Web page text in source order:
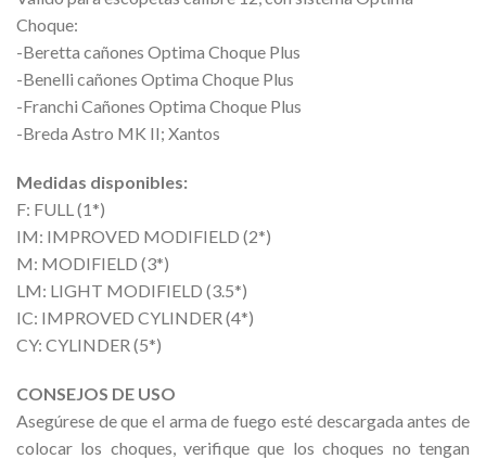
Choque:
-Beretta cañones Optima Choque Plus
-Benelli cañones Optima Choque Plus
-Franchi Cañones Optima Choque Plus
-Breda Astro MK II; Xantos
Medidas disponibles:
F: FULL (1*)
IM: IMPROVED MODIFIELD (2*)
M: MODIFIELD (3*)
LM: LIGHT MODIFIELD (3.5*)
IC: IMPROVED CYLINDER (4*)
CY: CYLINDER (5*)
CONSEJOS DE USO
Asegúrese de que el arma de fuego esté descargada antes de
colocar los choques, verifique que los choques no tengan